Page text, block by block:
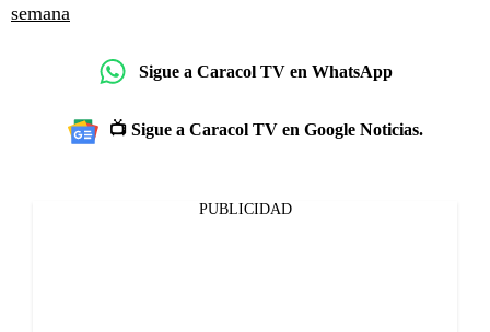
semana
Sigue a Caracol TV en WhatsApp
📺 Sigue a Caracol TV en Google Noticias.
PUBLICIDAD